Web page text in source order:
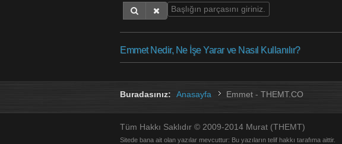
Emmet Nedir, Ne İşe Yarar ve Nasıl Kullanılır?
Buradasınız: Anasayfa Emmet - THEMT.CO
Tüm Hakkı Saklıdır © 2009-2014 Murat (THEMT)
Sitede bana ait olan yazılar mevcuttur: Bu yazıların telif hakkı tarafıma aittir.